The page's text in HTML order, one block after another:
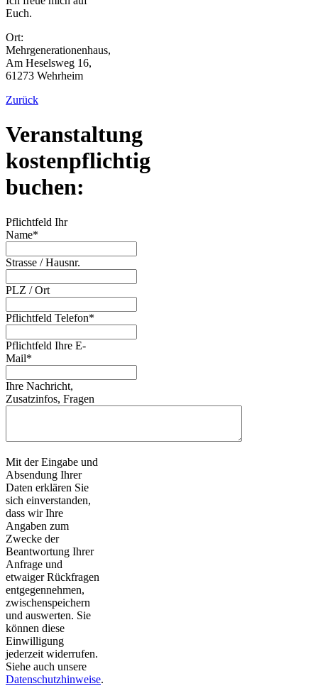
Euch.
Ort:
Mehrgenerationenhaus,
Am Heselsweg 16,
61273 Wehrheim
Zurück
Veranstaltung
kostenpflichtig
buchen:
Pflichtfeld Ihr
Name*
Strasse / Hausnr.
PLZ / Ort
Pflichtfeld Telefon*
Pflichtfeld Ihre E-
Mail*
Ihre Nachricht,
Zusatzinfos, Fragen
Mit der Eingabe und
Absendung Ihrer
Daten erklären Sie
sich einverstanden,
dass wir Ihre
Angaben zum
Zwecke der
Beantwortung Ihrer
Anfrage und
etwaiger Rückfragen
entgegennehmen,
zwischenspeichern
und auswerten. Sie
können diese
Einwilligung
jederzeit widerrufen.
Siehe auch unsere
Datenschutzhinweise.